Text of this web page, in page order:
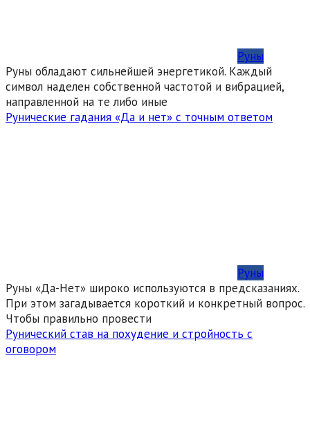
Руны
Руны обладают сильнейшей энергетикой. Каждый
символ наделен собственной частотой и вибрацией,
направленной на те либо иные
Рунические гадания «Да и нет» с точным ответом
Руны
Руны «Да-Нет» широко используются в предсказаниях.
При этом загадывается короткий и конкретный вопрос.
Чтобы правильно провести
Рунический став на похудение и стройность с
оговором